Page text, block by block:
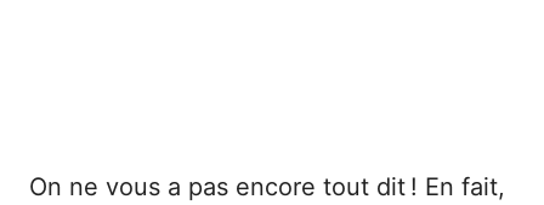
On ne vous a pas encore tout dit ! En fait,